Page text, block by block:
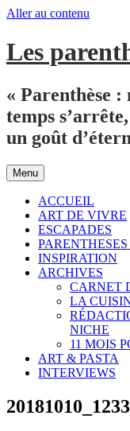
Aller au contenu
Les
« Parenthèse :
temps
un goût
Menu
ACCUEIL
ART DE VIVRE
ESCAPADES
INSPIRATION
ARCHIVES
CARNET
LA
NICHE
11 MOIS
ART & PASTA
INTERVIEWS